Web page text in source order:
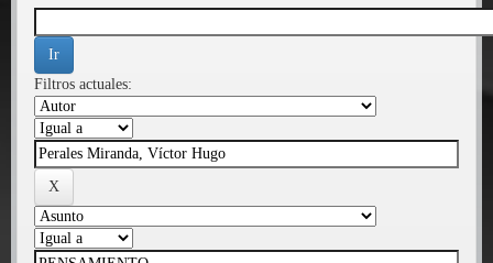
Filtros actuales: